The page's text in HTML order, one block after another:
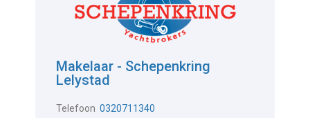
Makelaar - Schepenkring
Lelystad
Telefoon 0320711340